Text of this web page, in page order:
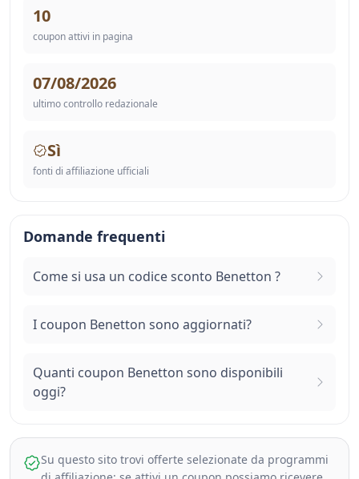
10
coupon attivi in pagina
07/08/2026
ultimo controllo redazionale
Sì
fonti di affiliazione ufficiali
Domande frequenti
Come si usa un codice sconto Benetton ?
I coupon Benetton sono aggiornati?
Quanti coupon Benetton sono disponibili
oggi?
Su questo sito trovi offerte selezionate da programmi